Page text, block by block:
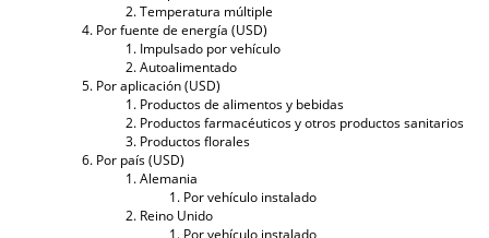
Temperatura múltiple
Por fuente de energía (USD)
Impulsado por vehículo
Autoalimentado
Por aplicación (USD)
Productos de alimentos y bebidas
Productos farmacéuticos y otros productos sanitarios
Productos florales
Por país (USD)
Alemania
Por vehículo instalado
Reino Unido
Por vehículo instalado